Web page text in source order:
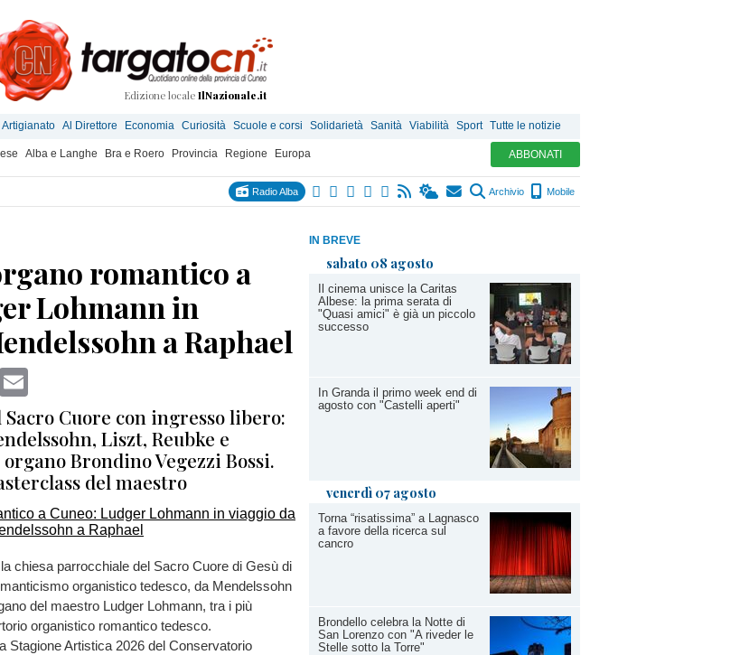
Edizione locale IlNazionale.it
Artigianato Al Direttore Economia Curiosità Scuole e corsi Solidarietà Sanità Viabilità Sport Tutte le notizie
Alba e Langhe Bra e Roero Provincia Regione Europa ABBONATI
Radio Alba Archivio Mobile
IN BREVE
sabato 08 agosto
Il cinema unisce la Caritas
Albese: la prima serata di
"Quasi amici" è già un piccolo
successo
In Granda il primo week end di
agosto con "Castelli aperti"
venerdì 07 agosto
Torna “risatissima” a Lagnasco
a favore della ricerca sul
cancro
Brondello celebra la Notte di
San Lorenzo con "A riveder le
Stelle sotto la Torre"
romantico a
Lohmann in
a Raphael
WhatsApp
Sacro Cuore con ingresso libero:
Liszt, Reubke e
Brondino Vegezzi Bossi.
del maestro
chiesa parrocchiale del Sacro Cuore di Gesù di
organistico tedesco, da Mendelssohn
del maestro Ludger Lohmann, tra i più
organistico romantico tedesco.
Stagione Artistica 2026 del Conservatorio